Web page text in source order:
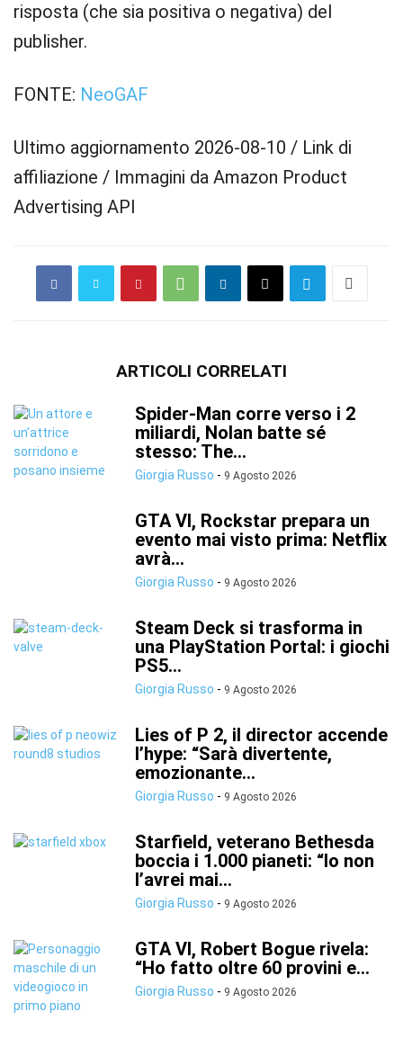
risposta (che sia positiva o negativa) del
publisher.
FONTE: NeoGAF
Ultimo aggiornamento 2026-08-10 / Link di
affiliazione / Immagini da Amazon Product
Advertising API
ARTICOLI CORRELATI
Spider-Man corre verso i 2
miliardi, Nolan batte sé
stesso: The...
Giorgia Russo - 9 Agosto 2026
GTA VI, Rockstar prepara un
evento mai visto prima: Netflix
avrà...
Giorgia Russo - 9 Agosto 2026
Steam Deck si trasforma in
una PlayStation Portal: i giochi
PS5...
Giorgia Russo - 9 Agosto 2026
Lies of P 2, il director accende
l’hype: “Sarà divertente,
emozionante...
Giorgia Russo - 9 Agosto 2026
Starfield, veterano Bethesda
boccia i 1.000 pianeti: “Io non
l’avrei mai...
Giorgia Russo - 9 Agosto 2026
GTA VI, Robert Bogue rivela:
“Ho fatto oltre 60 provini e...
Giorgia Russo - 9 Agosto 2026